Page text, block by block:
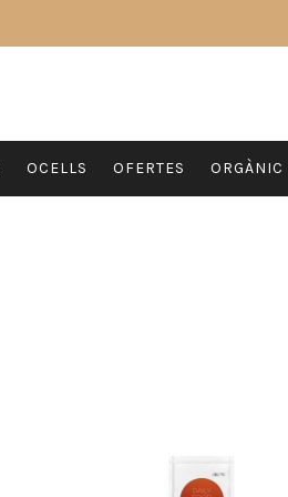
OCELLS OFERTES ORGÀNIC